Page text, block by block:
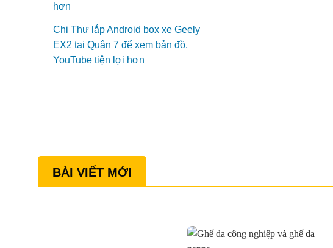
hơn
Chị Thư lắp Android box xe Geely
EX2 tại Quận 7 để xem bản đồ,
YouTube tiện lợi hơn
BÀI VIẾT MỚI